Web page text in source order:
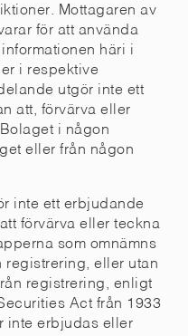
Mottagaren av
för att använda
häri i
i respektive
utgör inte ett
att, förvärva eller
i någon
eller från någon
inte ett erbjudande
förvärva eller teckna
som omnämns
registrering, eller utan
registrering, enligt
Act från 1933
inte erbjudas eller